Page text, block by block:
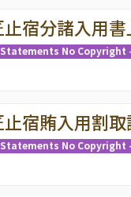
宿分諸入用書
No
宿賄入用割取
No